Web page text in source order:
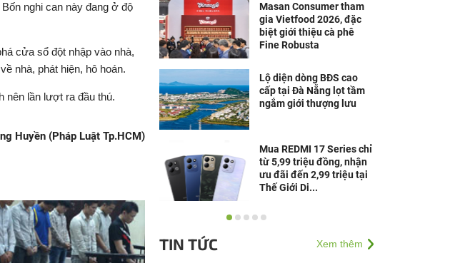
nghi can này đang ở độ
cửa sổ đột nhập vào nhà,
nhà, phát hiện, hô hoán.
nên lần lượt ra đầu thú.
Huyền (Pháp Luật Tp.HCM)
Masan Consumer tham
gia Vietfood 2026, đặc
biệt giới thiệu cà phê
Fine Robusta
Lộ diện dòng BĐS cao
cấp tại Đà Nẵng lọt tầm
ngắm giới thượng lưu
Mua REDMI 17 Series chỉ
từ 5,99 triệu đồng, nhận
ưu đãi đến 2,99 triệu tại
Thế Giới Di...
Doanh nghiệp cần gì để
TIN TỨC Xem thêm